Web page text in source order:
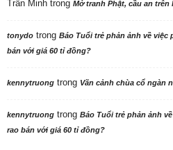
Trần Minh trong Mở tranh Phật, cầu an trên
tonydo trong Báo Tuổi trẻ phản ảnh về việc
bán với giá 60 tỉ đồng?
kennytruong trong Vãn cảnh chùa cổ ngàn
kennytruong trong Báo Tuổi trẻ phản ảnh
rao bán với giá 60 tỉ đồng?